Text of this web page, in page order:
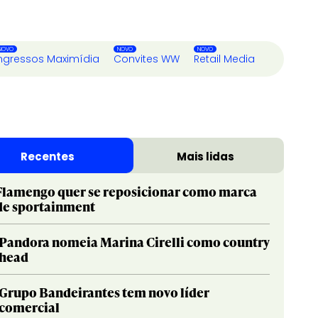
Maximídia Convites WW Retail Media
Recentes Mais lidas
quer se reposicionar como marca
sportainment
nomeia Marina Cirelli como country
Bandeirantes tem novo líder